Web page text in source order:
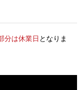
分は休業日 となりま